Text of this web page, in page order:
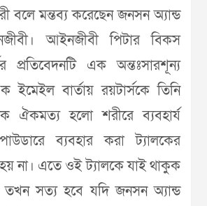
বলে মন্তব্য করেছেন জনসন অ্যান্ড
আইনজীবী পিটার বিকস
প্রতিবেদনটি এক অন্তঃসারশূন্য
ইমেইল বার্তায় রয়টার্সকে তিনি
ঐকমত্য হলো শরীরে ব্যবহার্য
ব্যবহার করা ট্যালকের
হয় না। এতে ওই ট্যালকে যাই থাকুক
তখন সত্য হবে যদি জনসন অ্যান্ড